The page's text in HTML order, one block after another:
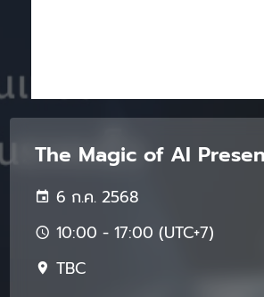
The Magic of AI
6 ก.ค. 2568
10:00 - 17:00 (UTC+7)
TBC